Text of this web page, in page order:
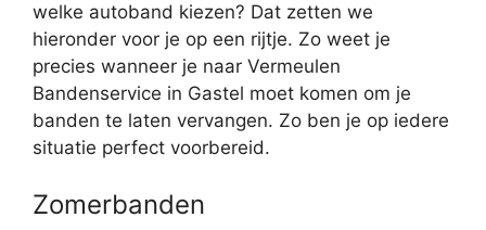
welke autoband kiezen? Dat zetten we
hieronder voor je op een rijtje. Zo weet je
precies wanneer je naar Vermeulen
Bandenservice in Gastel moet komen om je
banden te laten vervangen. Zo ben je op iedere
situatie perfect voorbereid.
Zomerbanden